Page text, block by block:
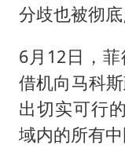
分歧也被彻底
6月12日，
借机向马科
出切实可行
域内的所有中